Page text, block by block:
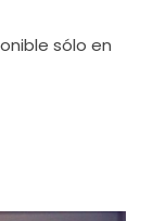
sólo en